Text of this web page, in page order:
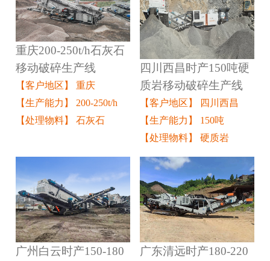
重庆200-250t/h石灰石
移动破碎生产线
【客户地区】 重庆
【生产能力】 200-250t/h
【处理物料】 石灰石
四川西昌时产150吨硬
质岩移动破碎生产线
【客户地区】 四川西昌
【生产能力】 150吨
【处理物料】 硬质岩
广州白云时产150-180
广东清远时产180-220